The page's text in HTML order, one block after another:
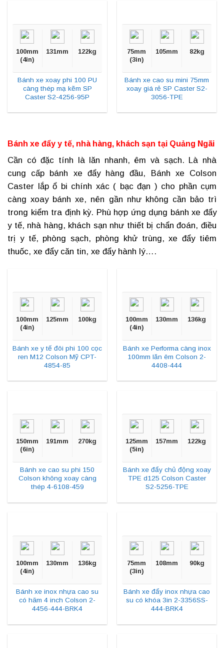
100mm
(4in)
131mm 122kg
Bánh xe xoay phi 100 PU
càng thép mạ kẽm SP
Caster S2-4256-95P
75mm
(3in)
105mm 82kg
Bánh xe cao su mini 75mm
xoay giá rẻ SP Caster S2-
3056-TPE
Bánh xe đẩy y tế, nhà hàng, khách sạn tại Quảng Ngãi
Cần có đặc tính là lăn nhanh, êm và sạch. Là nhà
cung cấp bánh xe đẩy hàng đầu, Bánh xe Colson
Caster lắp ổ bi chính xác ( bạc đạn ) cho phần cụm
càng xoay bánh xe, nên gần như không cần bảo trì
trong kiểm tra định kỳ. Phù hợp ứng dụng bánh xe đẩy
y tế, nhà hàng, khách sạn như thiết bị chẩn đoán, điều
trị y tế, phòng sạch, phòng khử trùng, xe đẩy tiêm
thuốc, xe đẩy căn tin, xe đẩy hành lý….
100mm
(4in)
125mm 100kg
Bánh xe y tế đôi phi 100 cọc
ren M12 Colson Mỹ CPT-
4854-85
100mm
(4in)
130mm 136kg
Bánh xe Performa càng inox
100mm lăn êm Colson 2-
4408-444
150mm
(6in)
191mm 270kg
Bánh xe cao su phi 150
Colson không xoay càng
thép 4-6108-459
125mm
(5in)
157mm 122kg
Bánh xe đẩy chủ động xoay
TPE d125 Colson Caster
S2-5256-TPE
100mm
(4in)
130mm 136kg
Bánh xe inox nhựa cao su
có hãm 4 inch Colson 2-
4456-444-BRK4
75mm
(3in)
108mm 90kg
Bánh xe đẩy inox nhựa cao
su có khóa 3in 2-3356SS-
444-BRK4